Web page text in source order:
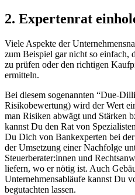
2. Expertenrat
Viele Aspekte der
zum Beispiel gar nicht so einfach,
zu prüfen oder den richtigen
ermitteln.
Bei diesem sogenannten “Due-
Risikobewertung) wird der Wert
man Risiken abwägt und Stärken
kannst Du den Rat von
Du Dich von Bankexperten bei
der Umsetzung einer Nachfolge
Steuerberater:innen und
liefern, wo er nötig ist. Auch
Unternehmensabläufe kannst Du
begutachten lassen.